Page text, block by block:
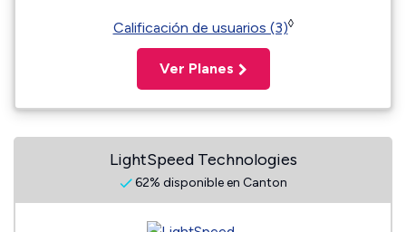
Calificación de usuarios (3)◊
Ver Planes
LightSpeed Technologies
62% disponible en Canton